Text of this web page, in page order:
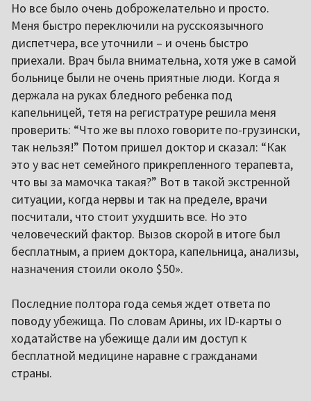
Но все было очень доброжелательно и просто.
Меня быстро переключили на русскоязычного
диспетчера, все уточнили – и очень быстро
приехали. Врач была внимательна, хотя уже в самой
больнице были не очень приятные люди. Когда я
держала на руках бледного ребенка под
капельницей, тетя на регистратуре решила меня
проверить: “Что же вы плохо говорите по-грузински,
так нельзя!” Потом пришел доктор и сказал: “Как
это у вас нет семейного прикрепленного терапевта,
что вы за мамочка такая?” Вот в такой экстренной
ситуации, когда нервы и так на пределе, врачи
посчитали, что стоит ухудшить все. Но это
человеческий фактор. Вызов скорой в итоге был
бесплатным, а прием доктора, капельница, анализы,
назначения стоили около $50».
Последние полтора года семья ждет ответа по
поводу убежища. По словам Арины, их ID-карты о
ходатайстве на убежище дали им доступ к
бесплатной медицине наравне с гражданами
страны.